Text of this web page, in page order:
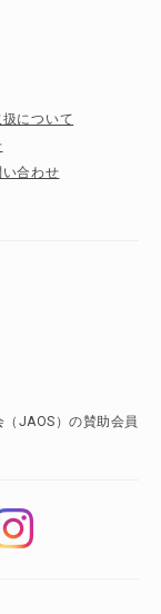
について
合わせ
（JAOS）の賛助会員